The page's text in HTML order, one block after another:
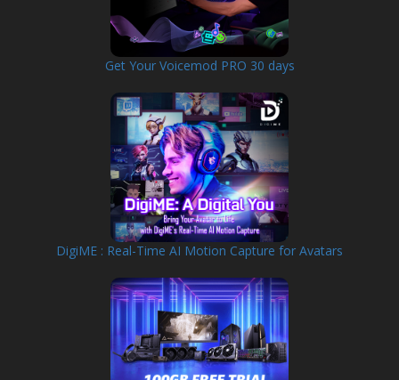
Get Your Voicemod PRO 30 days
DigiME : Real-Time AI Motion Capture for Avatars